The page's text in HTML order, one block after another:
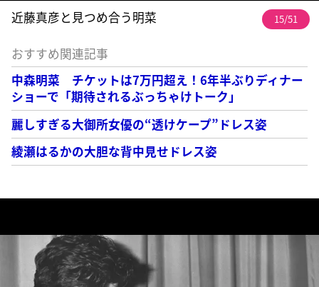
近藤真彦と見つめ合う明菜 15/51
おすすめ関連記事
中森明菜 チケットは7万円超え！6年半ぶりディナー
ショーで「期待されるぶっちゃけトーク」
麗しすぎる大御所女優の“透けケープ”ドレス姿
綾瀬はるかの大胆な背中見せドレス姿